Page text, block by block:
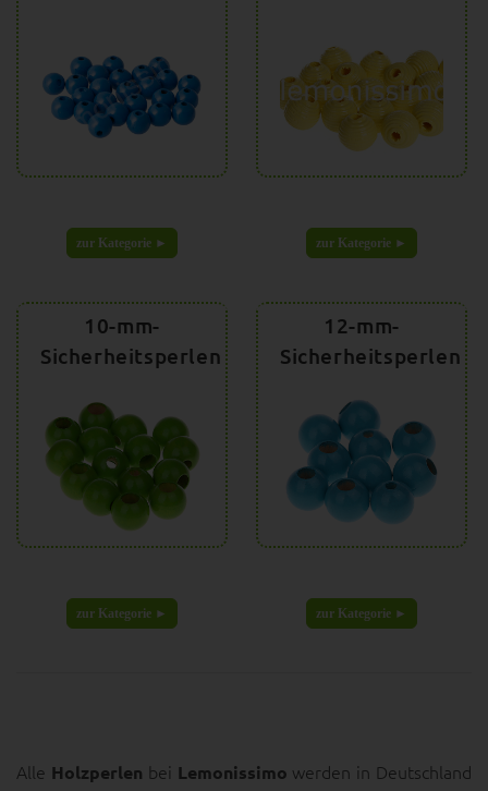
zur Kategorie ► zur Kategorie ►
10-mm-
Sicherheitsperlen
zur Kategorie ►
12-mm-
Sicherheitsperlen
zur Kategorie ►
Alle Holzperlen bei Lemonissimo werden in Deutschland